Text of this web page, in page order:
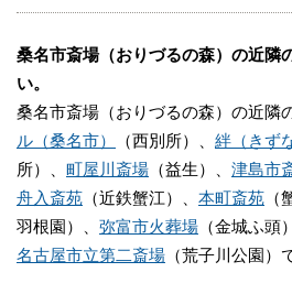
桑名市斎場（おりづるの森）の近隣
い。
桑名市斎場（おりづるの森）の近隣
ル（桑名市）
（西別所）、 絆（きず
所）、 町屋川斎場 （益生）、 津島市
舟入斎苑 （近鉄蟹江）、 本町斎苑 （
羽根園）、 弥富市火葬場 （金城ふ頭
名古屋市立第二斎場 （荒子川公園）